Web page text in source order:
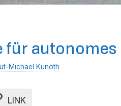
autonomes
Michael Kunoth
LINK